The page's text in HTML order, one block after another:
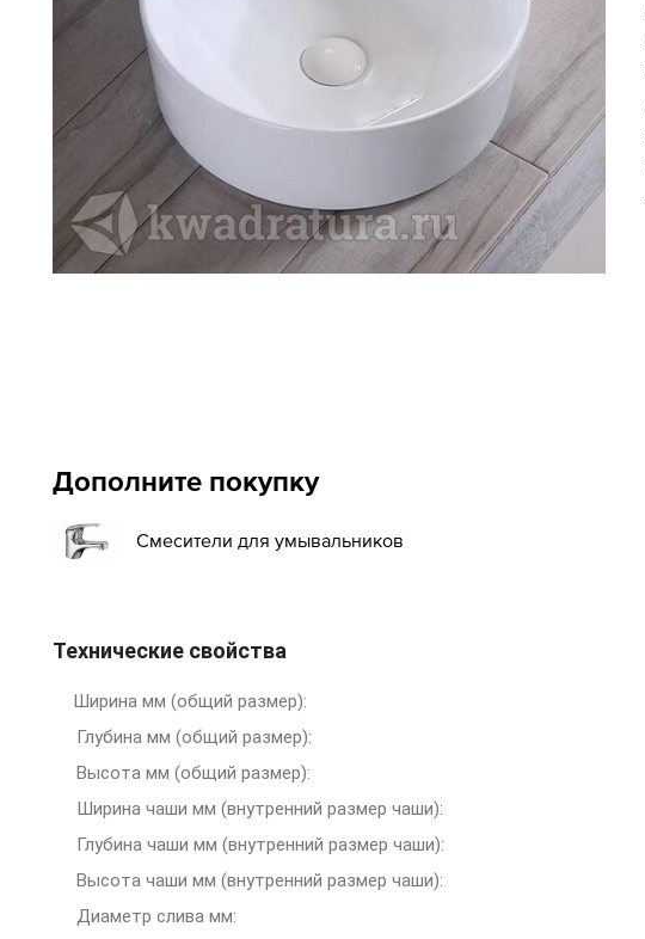
Дополните покупку
Смесители для умывальников
Технические свойства
Ширина мм (общий размер):
Глубина мм (общий размер):
Высота мм (общий размер):
Ширина чаши мм (внутренний размер чаши):
Глубина чаши мм (внутренний размер чаши):
Высота чаши мм (внутренний размер чаши):
Диаметр слива мм: